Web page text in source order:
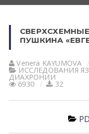
ПУШКИНА
Venera KАYUMOVА
ИССЛЕДОВАНИЯ
ДИАХРОНИИ
6930 32